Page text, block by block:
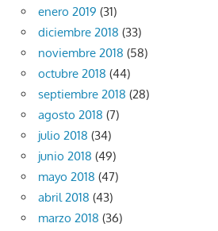
enero 2019 (31)
diciembre 2018 (33)
noviembre 2018 (58)
octubre 2018 (44)
septiembre 2018 (28)
agosto 2018 (7)
julio 2018 (34)
junio 2018 (49)
mayo 2018 (47)
abril 2018 (43)
marzo 2018 (36)